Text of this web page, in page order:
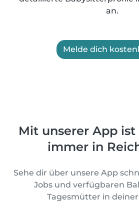
an.
Melde dich
Mit unserer App
immer in
Sehe dir über unsere App
Jobs und verfügbaren
Tagesmütter in deiner